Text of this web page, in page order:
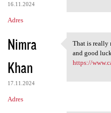
16.11.2024
Adres
Nimra
Khan
17.11.2024
Adres
That is
That is really
and good
https://